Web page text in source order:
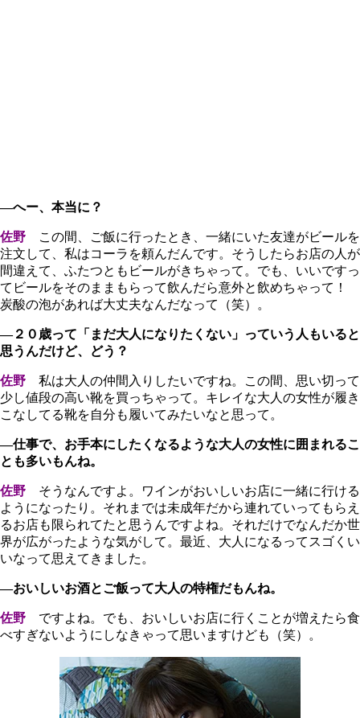
―へー、本当に？
佐野 この間、ご飯に行ったとき、一緒にいた友達がビールを
注文して、私はコーラを頼んだんです。そうしたらお店の人が
間違えて、ふたつともビールがきちゃって。でも、いいですっ
てビールをそのままもらって飲んだら意外と飲めちゃって！
炭酸の泡があれば大丈夫なんだなって（笑）。
―２０歳って「まだ大人になりたくない」っていう人もいると
思うんだけど、どう？
佐野 私は大人の仲間入りしたいですね。この間、思い切って
少し値段の高い靴を買っちゃって。キレイな大人の女性が履き
こなしてる靴を自分も履いてみたいなと思って。
―仕事で、お手本にしたくなるような大人の女性に囲まれるこ
とも多いもんね。
佐野 そうなんですよ。ワインがおいしいお店に一緒に行ける
ようになったり。それまでは未成年だから連れていってもらえ
るお店も限られてたと思うんですよね。それだけでなんだか世
界が広がったような気がして。最近、大人になるってスゴくい
いなって思えてきました。
―おいしいお酒とご飯って大人の特権だもんね。
佐野 ですよね。でも、おいしいお店に行くことが増えたら食
べすぎないようにしなきゃって思いますけども（笑）。